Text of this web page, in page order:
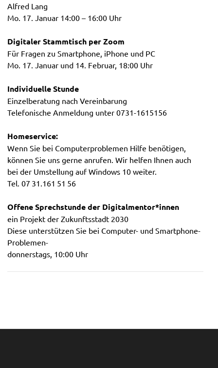
Alfred Lang
Mo. 17. Januar 14:00 – 16:00 Uhr
Digitaler Stammtisch per Zoom
Für Fragen zu Smartphone, iPhone und PC
Mo. 17. Januar und 14. Februar, 18:00 Uhr
Individuelle Stunde
Einzelberatung nach Vereinbarung
Telefonische Anmeldung unter 0731-1615156
Homeservice:
Wenn Sie bei Computerproblemen Hilfe benötigen,
können Sie uns gerne anrufen. Wir helfen Ihnen auch
bei der Umstellung auf Windows 10 weiter.
Tel. 07 31.161 51 56
Offene Sprechstunde der Digitalmentor*innen
ein Projekt der Zukunftsstadt 2030
Diese unterstützen Sie bei Computer- und Smartphone-
Problemen-
donnerstags, 10:00 Uhr